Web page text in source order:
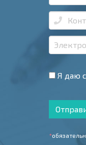
Я даю
*